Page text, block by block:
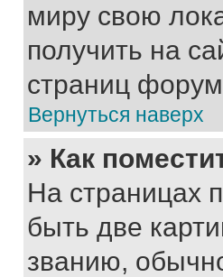
миру свою
получить на
страниц
Вернуться наверх
» Как
На страницах
быть две
званию,